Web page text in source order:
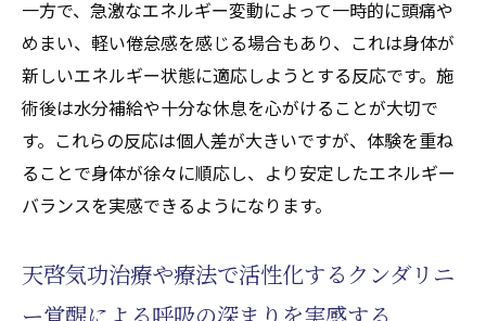
一方で、急激なエネルギー変動によって一時的に頭痛や
めまい、軽い倦怠感を感じる場合もあり、これは身体が
新しいエネルギー状態に適応しようとする反応です。施
術後は水分補給や十分な休息を心がけることが大切で
す。これらの反応は個人差が大きいですが、体験を重ね
ることで身体が徐々に順応し、より安定したエネルギー
バランスを実感できるようになります。
天啓気功治療や療法で活性化するクンダリニ
ー覚醒による呼吸の深まりを実感する